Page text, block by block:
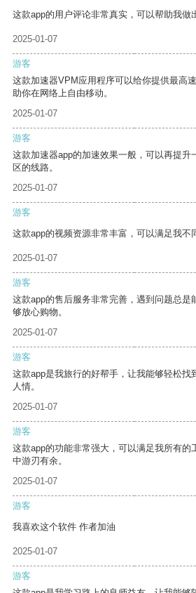
这款app的用户评论非常真实，可以帮助我做
2025-01-07
游客
这款加速器VPM应用程序可以给你提供最高
助你在网络上自由移动。
2025-01-07
游客
这款加速器app的加速效果一般，可以再提升
区的线路。
2025-01-07
游客
这款app的视频资源非常丰富，可以满足我不
2025-01-07
游客
这款app的售后服务非常完善，遇到问题总是
够放心购物。
2025-01-07
游客
这款app是我旅行的好帮手，让我能够轻松找
人情。
2025-01-07
游客
这款app的功能非常强大，可以满足我所有的
中游刃有余。
2025-01-07
游客
我喜欢这个软件 作者加油
2025-01-07
游客